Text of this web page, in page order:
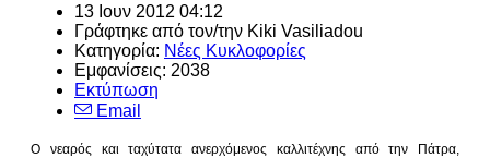
13 Ιουν 2012 04:12
Γράφτηκε από τον/την Kiki Vasiliadou
Κατηγορία: Νέες Κυκλοφορίες
Εμφανίσεις: 2038
Εκτύπωση
Email
Ο νεαρός και ταχύτατα ανερχόμενος καλλιτέχνης από την Πάτρα,